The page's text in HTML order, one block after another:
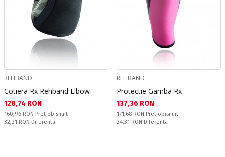
REHBAND
Cotiera Rx Rehband Elbow
Текуща цена:
128,74 RON
Pret obisnuit:
160,96 RON Pret obisnuit
Спестявате:
32,21 RON Diferenta
REHBAND
Protectie Gamba Rx
Текуща цена:
137,36 RON
Pret obisnuit:
171,68 RON Pret obisnuit
Спестявате:
34,31 RON Diferenta